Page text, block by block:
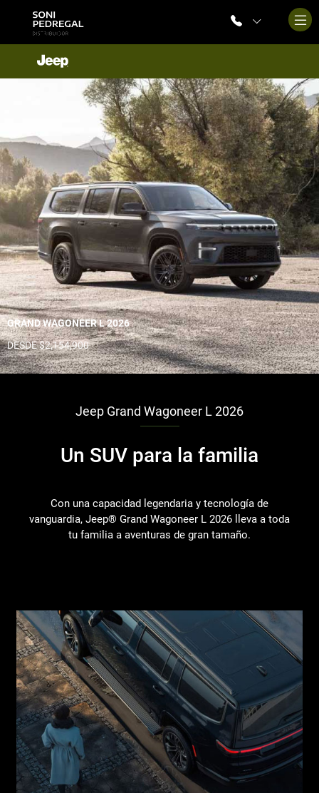
GRAND WAGONEER L 2026
DESDE $2,154,900
Jeep Grand Wagoneer L 2026
Un SUV para la familia
Con una capacidad legendaria y tecnología de
vanguardia, Jeep® Grand Wagoneer L 2026 lleva a toda
tu familia a aventuras de gran tamaño.